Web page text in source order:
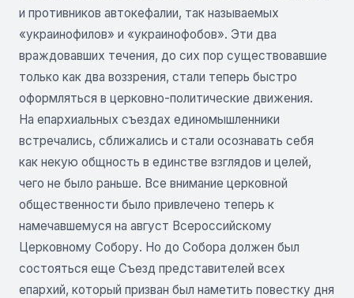
и противников автокефалии, так называемых
«украинофилов» и «украинофобов». Эти два
враждовавших течения, до сих пор существовавшие
только как два воззрения, стали теперь быстро
оформляться в церковно-политические движения.
На епархиальных съездах единомышленники
встречались, сближались и стали осознавать себя
как некую общность в единстве взглядов и целей,
чего не было раньше. Все внимание церковной
общественности было привлечено теперь к
намечавшемуся на август Всероссийскому
Церковному Собору. Но до Собора должен был
состояться еще Съезд представителей всех
епархий, который призван был наметить повестку дня